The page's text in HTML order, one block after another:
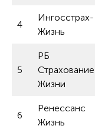
4
Ингосстрах-
Жизнь
5
РБ
Страхование
Жизни
6
Ренессанс
Жизнь